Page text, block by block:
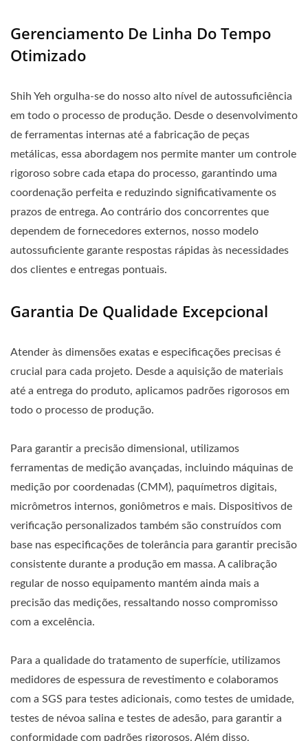
Gerenciamento De Linha Do Tempo
Otimizado
Shih Yeh orgulha-se do nosso alto nível de autossuficiência
em todo o processo de produção. Desde o desenvolvimento
de ferramentas internas até a fabricação de peças
metálicas, essa abordagem nos permite manter um controle
rigoroso sobre cada etapa do processo, garantindo uma
coordenação perfeita e reduzindo significativamente os
prazos de entrega. Ao contrário dos concorrentes que
dependem de fornecedores externos, nosso modelo
autossuficiente garante respostas rápidas às necessidades
dos clientes e entregas pontuais.
Garantia De Qualidade Excepcional
Atender às dimensões exatas e especificações precisas é
crucial para cada projeto. Desde a aquisição de materiais
até a entrega do produto, aplicamos padrões rigorosos em
todo o processo de produção.
Para garantir a precisão dimensional, utilizamos
ferramentas de medição avançadas, incluindo máquinas de
medição por coordenadas (CMM), paquímetros digitais,
micrômetros internos, goniômetros e mais. Dispositivos de
verificação personalizados também são construídos com
base nas especificações de tolerância para garantir precisão
consistente durante a produção em massa. A calibração
regular de nosso equipamento mantém ainda mais a
precisão das medições, ressaltando nosso compromisso
com a excelência.
Para a qualidade do tratamento de superfície, utilizamos
medidores de espessura de revestimento e colaboramos
com a SGS para testes adicionais, como testes de umidade,
testes de névoa salina e testes de adesão, para garantir a
conformidade com padrões rigorosos. Além disso,